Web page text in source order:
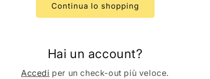
Continua lo shopping
Hai un account?
Accedi per un check-out più veloce.